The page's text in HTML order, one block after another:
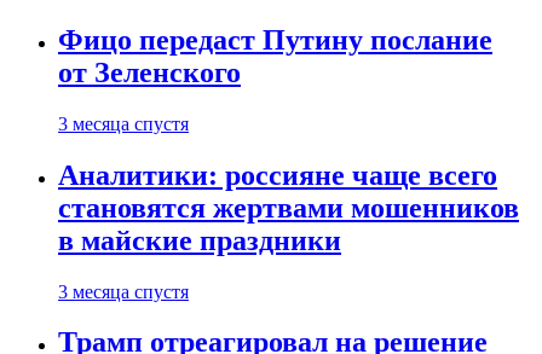
Фицо передаст Путину послание
от Зеленского
3 месяца спустя
Аналитики: россияне чаще всего
становятся жертвами мошенников
в майские праздники
3 месяца спустя
Трамп отреагировал на решение